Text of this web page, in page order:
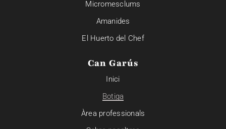
Micromesclums
Amanides
El Huerto del Chef
Can Garús
Inici
Botiga
Àrea professionals